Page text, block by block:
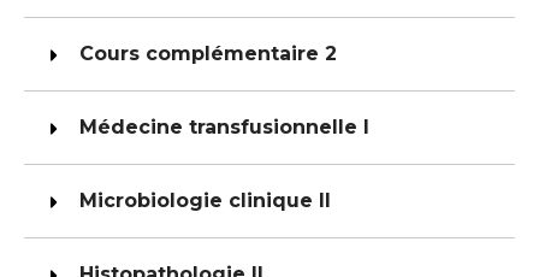
Cours complémentaire 2
Médecine transfusionnelle I
Microbiologie clinique II